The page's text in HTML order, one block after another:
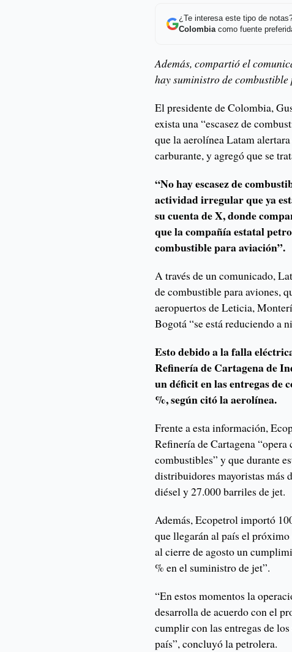
¿Te interesa este tipo de
Colombiacomo fuente
Además, compartió el
hay suministro de
El presidente de Colombia,
exista una “escasez de
que la aerolínea Latam
carburante, y agregó que se
“No hay escasez de
actividad irregular que ya
su cuenta de X, donde
que la compañía estatal
combustible para aviación”.
A través de un comunicado,
de combustible para aviones,
aeropuertos de Leticia,
Bogotá “se está reduciendo a
Esto debido a la falla
Refinería de Cartagena de
un déficit en las entregas de
%, según citó la aerolínea.
Frente a esta información,
Refinería de Cartagena
combustibles” y que durante
distribuidores mayoristas más
diésel y 27.000 barriles de jet.
Además, Ecopetrol importó
que llegarán al país el próximo
al cierre de agosto un
% en el suministro de jet”.
“En estos momentos la
desarrolla de acuerdo con el
cumplir con las entregas de
país”, concluyó la petrolera.